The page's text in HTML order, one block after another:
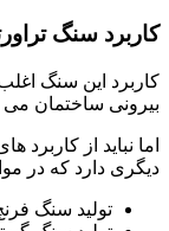
کاربرد سنگ
کاربرد این سنگ
بیرونی ساختمان می
اما نباید از
دیگری دارد که در
تولید سنگ